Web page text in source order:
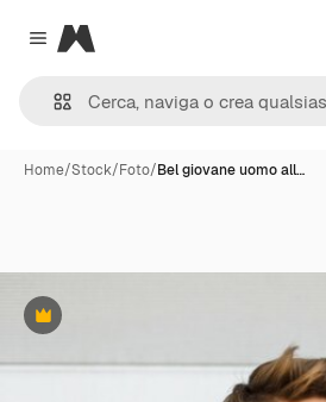
Close menu
Magnific
Home/Stock/Foto/Bel giovane uomo all…
Premium